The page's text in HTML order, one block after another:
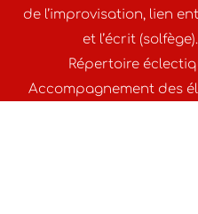
de l’improvisation, lien
et l’écrit (solfège).
Répertoire
Accompagnement des